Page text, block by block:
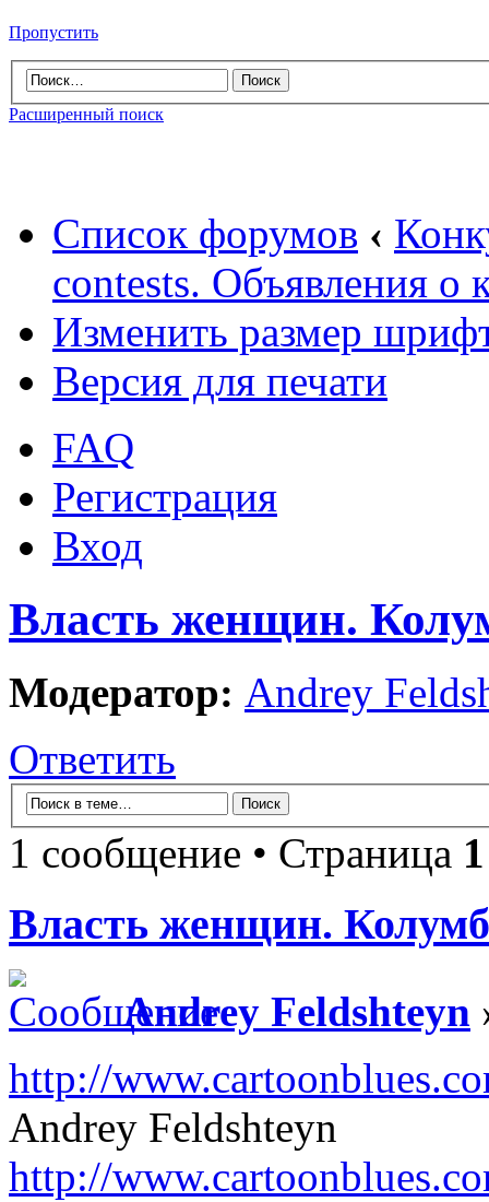
Пропустить
Расширенный поиск
Список форумов ‹
contests. Объявления о
Изменить размер
Версия для печати
FAQ
Регистрация
Вход
Власть женщин.
Модератор: Andrey
Ответить
1 сообщение • Страница 1
Власть женщин.
Andrey Feldshteyn
http://
Andrey Feldshteyn
http://